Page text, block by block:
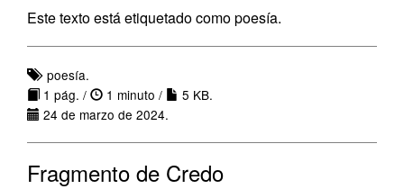
Este texto está etiquetado como poesía.
poesía.
1 pág. /
1 minuto /
5 KB.
24 de marzo de 2024.
Fragmento de Credo